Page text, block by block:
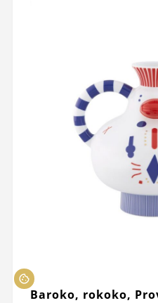
Baroko, rokoko,